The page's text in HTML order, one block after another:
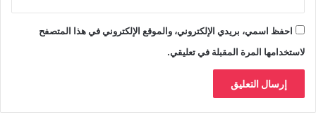
احفظ اسمي، بريدي الإلكتروني، والموقع الإلكتروني في هذا المتصفح
لاستخدامها المرة المقبلة في تعليقي.